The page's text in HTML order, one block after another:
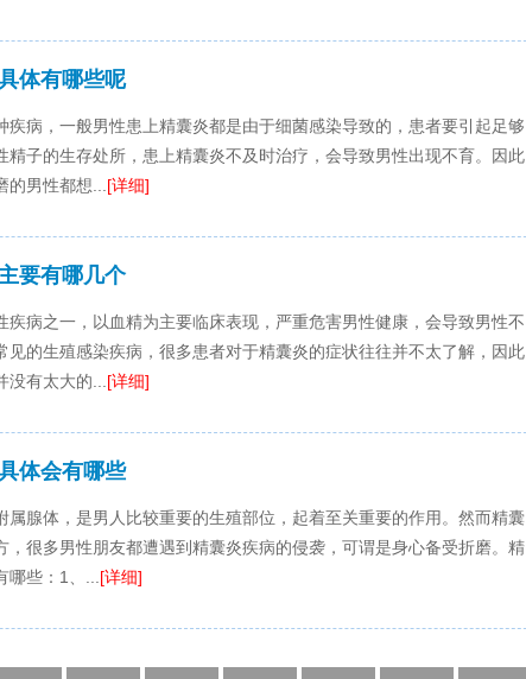
体有哪些呢
疾病，一般男性患上精囊炎都是由于细菌感染导致的，患者要引起足够
精子的生存处所，患上精囊炎不及时治疗，会导致男性出现不育。因此
男性都想... [详细]
要有哪几个
疾病之一，以血精为主要临床表现，严重危害男性健康，会导致男性不
见的生殖感染疾病，很多患者对于精囊炎的症状往往并不太了解，因此
有太大的... [详细]
体会有哪些
属腺体，是男人比较重要的生殖部位，起着至关重要的作用。然而精囊
，很多男性朋友都遭遇到精囊炎疾病的侵袭，可谓是身心备受折磨。精
些：1、... [详细]